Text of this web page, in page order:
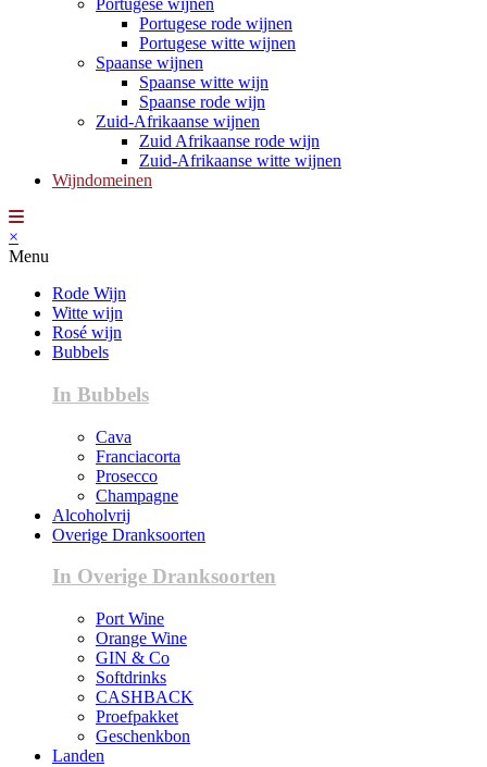
Portugese wijnen
Portugese rode wijnen
Portugese witte wijnen
Spaanse wijnen
Spaanse witte wijn
Spaanse rode wijn
Zuid-Afrikaanse wijnen
Zuid Afrikaanse rode wijn
Zuid-Afrikaanse witte wijnen
Wijndomeinen
×
Menu
Rode Wijn
Witte wijn
Rosé wijn
Bubbels
In Bubbels
Cava
Franciacorta
Prosecco
Champagne
Alcoholvrij
Overige Dranksoorten
In Overige Dranksoorten
Port Wine
Orange Wine
GIN & Co
Softdrinks
CASHBACK
Proefpakket
Geschenkbon
Landen